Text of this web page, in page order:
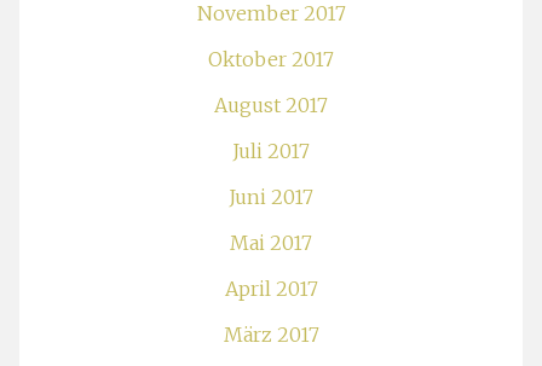
November 2017
Oktober 2017
August 2017
Juli 2017
Juni 2017
Mai 2017
April 2017
März 2017